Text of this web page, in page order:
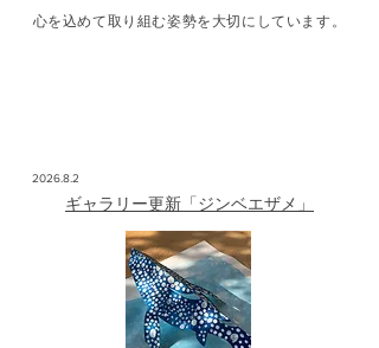
心を込めて取り組む姿勢を大切にしています。
2026.8.2
ギャラリー更新「ジンベエザメ」